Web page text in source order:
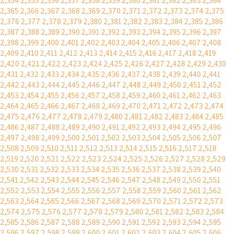
2,365 2,366 2,367 2,368 2,369 2,370 2,3712,372 2,373 2,3742,375
2,376 2,377 2,378 2,379 2,380 2,3812,382 2,383 2,3842,385 2,386
2,387 2,388 2,389 2,390 2,3912,392 2,393 2,3942,395 2,396 2,397
2,398 2,399 2,400 2,4012,402 2,403 2,4042,405 2,406 2,407 2,408
2,409 2,410 2,4112,412 2,413 2,4142,415 2,416 2,417 2,418 2,419
2,420 2,4212,422 2,423 2,4242,425 2,426 2,427 2,428 2,429 2,430
2,4312,432 2,433 2,4342,435 2,436 2,437 2,438 2,439 2,440 2,441
2,442 2,443 2,4442,445 2,446 2,447 2,448 2,449 2,450 2,4512,452
2,453 2,4542,455 2,456 2,457 2,458 2,459 2,460 2,4612,462 2,463
2,4642,465 2,466 2,467 2,468 2,469 2,470 2,4712,472 2,473 2,474
2,475 2,476 2,477 2,478 2,479 2,480 2,4812,482 2,483 2,4842,485
2,486 2,487 2,488 2,489 2,490 2,4912,492 2,493 2,4942,495 2,496
2,497 2,498 2,499 2,500 2,5012,502 2,503 2,5042,505 2,506 2,507
2,508 2,509 2,510 2,5112,512 2,513 2,5142,515 2,516 2,517 2,518
2,519 2,520 2,5212,522 2,523 2,5242,525 2,526 2,527 2,528 2,529
2,530 2,5312,532 2,533 2,5342,535 2,536 2,537 2,538 2,539 2,540
2,5412,542 2,543 2,5442,545 2,546 2,547 2,548 2,549 2,550 2,551
2,552 2,553 2,5542,555 2,556 2,557 2,558 2,559 2,560 2,5612,562
2,563 2,5642,565 2,566 2,567 2,568 2,569 2,570 2,5712,572 2,573
2,5742,575 2,576 2,577 2,578 2,579 2,580 2,5812,582 2,583 2,584
2,585 2,586 2,587 2,588 2,589 2,590 2,5912,592 2,593 2,5942,595